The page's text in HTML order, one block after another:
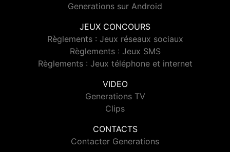
Generations sur Android
JEUX CONCOURS
Règlements : Jeux réseaux sociaux
Règlements : Jeux SMS
Règlements : Jeux téléphone et internet
VIDEO
Generations TV
Clips
CONTACTS
Contacter Generations